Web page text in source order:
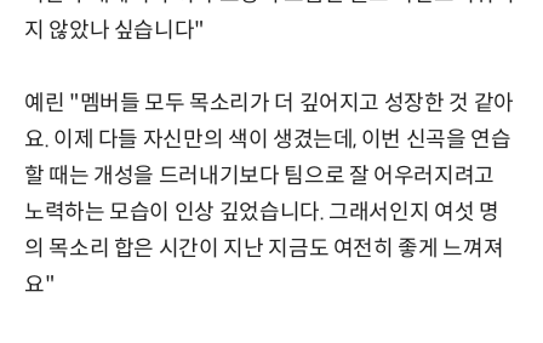
지 않았나 싶습니다"
예린 "멤버들 모두 목소리가 더 깊어지고 성장한 것 같아
요. 이제 다들 자신만의 색이 생겼는데, 이번 신곡을 연습
할 때는 개성을 드러내기보다 팀으로 잘 어우러지려고
노력하는 모습이 인상 깊었습니다. 그래서인지 여섯 명
의 목소리 합은 시간이 지난 지금도 여전히 좋게 느껴져
요"